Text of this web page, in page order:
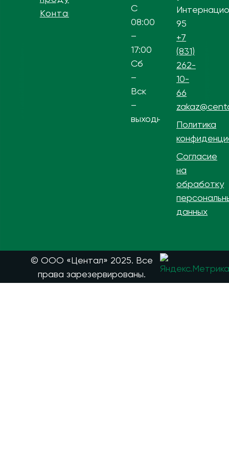
Контакты
С
08:00
–
17:00
Сб
–
Вск
–
выходной
95
+7
(831)
262-
10-
66
Политика
Согласие
на
обработку
данных
© ООО «Центал» 2025. Все
права зарезервированы.